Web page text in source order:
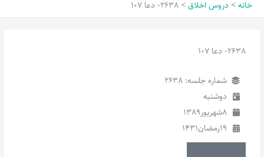
خانه دروس اخلاق 2638- دعا 107
2638- دعا 107
شماره جلسه: 2638
دوشنبه
8شهریور1389
19رمضان1431